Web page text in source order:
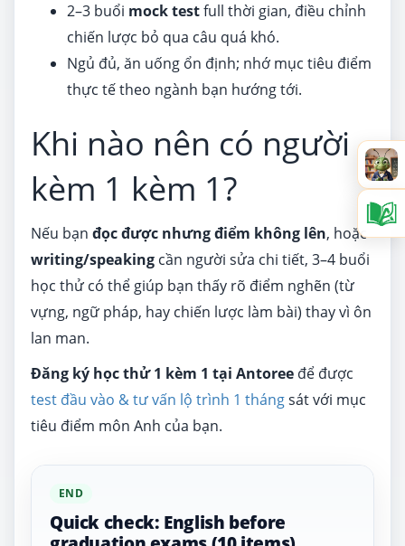
2–3 buổi mock testfull thời gian, điều chỉnh
chiến lược bỏ qua câu quá khó.
Ngủ đủ, ăn uống ổn định; nhớ mục tiêu điểm
thực tế theo ngành bạn hướng tới.
Khi nào nên có người
kèm 1 kèm 1?
Nếu bạn đọc được nhưng điểm không lên, hoặc
writing/speaking cần người sửa chi tiết, 3–4 buổi
học thử có thể giúp bạn thấy rõ điểm nghẽn (từ
vựng, ngữ pháp, hay chiến lược làm bài) thay vì ôn
lan man.
Đăng ký học thử 1 kèm 1 tại Antoree để được
test đầu vào & tư vấn lộ trình 1 thángsát với mục
tiêu điểm môn Anh của bạn.
END
Quick check: English before